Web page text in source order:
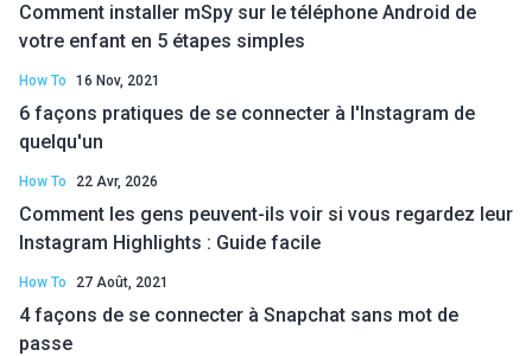
Comment installer mSpy sur le téléphone Android de
votre enfant en 5 étapes simples
How To 16 Nov, 2021
6 façons pratiques de se connecter à l'Instagram de
quelqu'un
How To 22 Avr, 2026
Comment les gens peuvent-ils voir si vous regardez leur
Instagram Highlights : Guide facile
How To 27 Août, 2021
4 façons de se connecter à Snapchat sans mot de
passe